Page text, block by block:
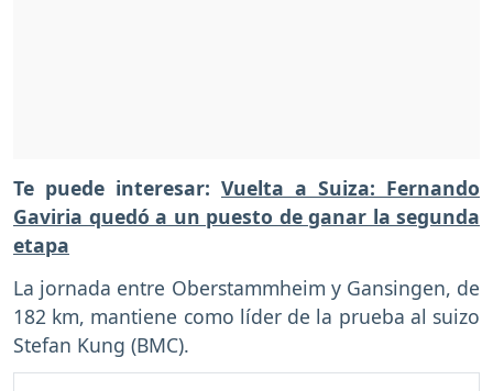
Te puede interesar: Vuelta a Suiza: Fernando
Gaviria quedó a un puesto de ganar la segunda
etapa
La jornada entre Oberstammheim y Gansingen, de
182 km, mantiene como líder de la prueba al suizo
Stefan Kung (BMC).